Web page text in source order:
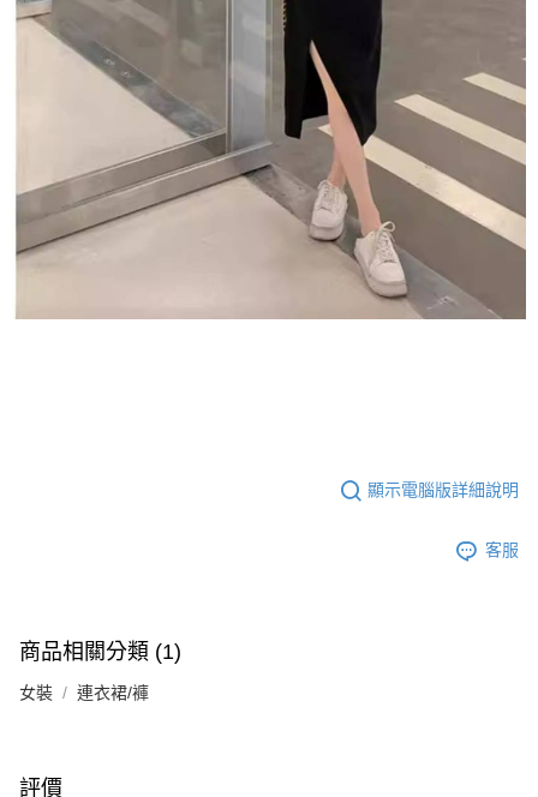
顯示電腦版詳細說明
客服
商品相關分類 (1)
女裝 連衣裙/褲
評價